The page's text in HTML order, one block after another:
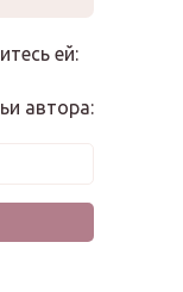
ей:
автора: